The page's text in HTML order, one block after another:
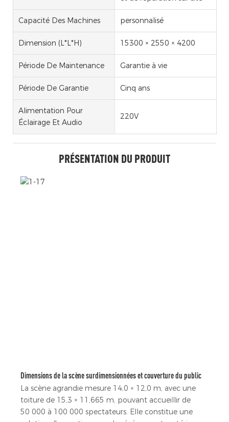
Capacité Des Machines personnalisé
Dimension (l*l*h) 15300 × 2550 × 4200
Période De Maintenance Garantie à vie
Période De Garantie Cinq ans
Alimentation Pour
Éclairage Et Audio
220V
PRÉSENTATION DU PRODUIT
Dimensions de la scène surdimensionnées et couverture du public
La scène agrandie mesure 14,0 × 12,0 m, avec une
toiture de 15,3 × 11,665 m, pouvant accueillir de
50 000 à 100 000 spectateurs. Elle constitue une